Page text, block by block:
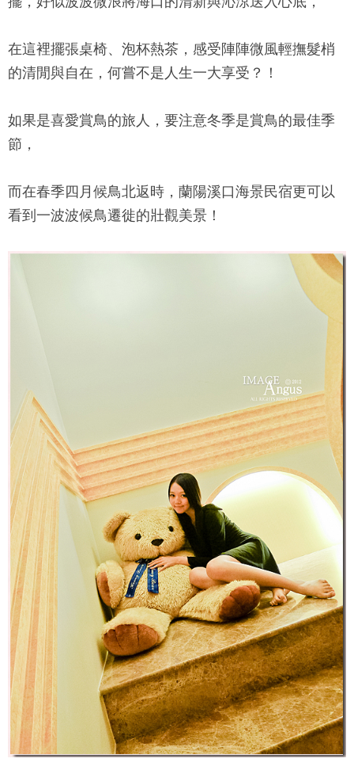
在這裡擺張桌椅、泡杯熱茶，感受陣陣微風輕撫髮梢
的清閒與自在，何嘗不是人生一大享受？！
如果是喜愛賞鳥的旅人，要注意冬季是賞鳥的最佳季
節，
而在春季四月候鳥北返時， 蘭陽溪口海景民宿更可以
看到一波波候鳥遷徙的壯觀美景！